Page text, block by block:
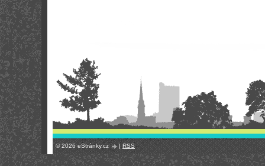
© 2026 eStránky.cz |RSS